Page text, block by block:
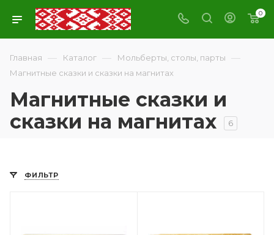
0
Главная — Каталог — Мольберты, столы, парты —
Магнитные сказки и сказки на магнитах
Магнитные сказки и
сказки на магнитах
6
ФИЛЬТР